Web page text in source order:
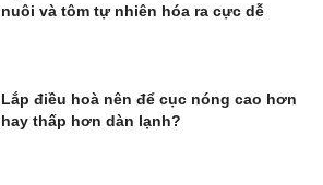
nuôi và tôm tự nhiên hóa ra cực dễ
Lắp điều hoà nên để cục nóng cao hơn
hay thấp hơn dàn lạnh?